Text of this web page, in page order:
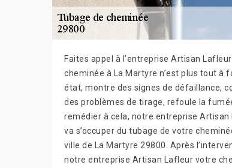
Faites appel à l’entreprise Artisan
cheminée à La Martyre n’est plus tout à
état, montre des signes de défaillance,
des problèmes de tirage, refoule la
remédier à cela, notre entreprise Artisan
va s’occuper du tubage de votre
ville de La Martyre 29800. Après
notre entreprise Artisan Lafleur votre